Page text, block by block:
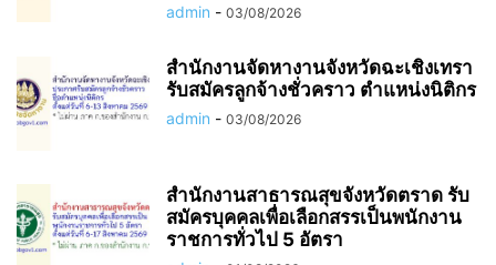
admin - 03/08/2026
สำนักงานจัดหางานจังหวัดฉะเชิงเทรา
รับสมัครลูกจ้างชั่วคราว ตำแหน่งนิติกร
admin - 03/08/2026
สำนักงานสาธารณสุขจังหวัดตราด รับ
สมัครบุคคลเพื่อเลือกสรรเป็นพนักงาน
ราชการทั่วไป 5 อัตรา